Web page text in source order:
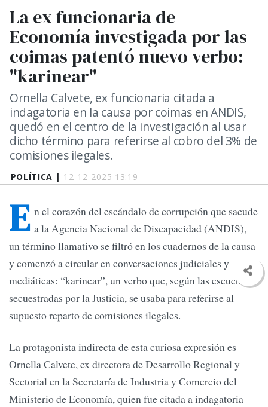
POLÍTICA | 12-12-2025 13:19
La ex funcionaria de
Economía investigada por las
coimas patentó nuevo verbo:
"karinear"
Ornella Calvete, ex funcionaria citada a
indagatoria en la causa por coimas en ANDIS,
quedó en el centro de la investigación al usar
dicho término para referirse al cobro del 3% de
comisiones ilegales.
E n el corazón del escándalo de corrupción que sacude
a la Agencia Nacional de Discapacidad (ANDIS),
un término llamativo se filtró en los cuadernos de la causa
y comenzó a circular en conversaciones judiciales y
mediáticas: “karinear”, un verbo que, según las escuchas
secuestradas por la Justicia, se usaba para referirse al
supuesto reparto de comisiones ilegales.
La protagonista indirecta de esta curiosa expresión es
Ornella Calvete, ex directora de Desarrollo Regional y
Sectorial en la Secretaría de Industria y Comercio del
Ministerio de Economía, quien fue citada a indagatoria